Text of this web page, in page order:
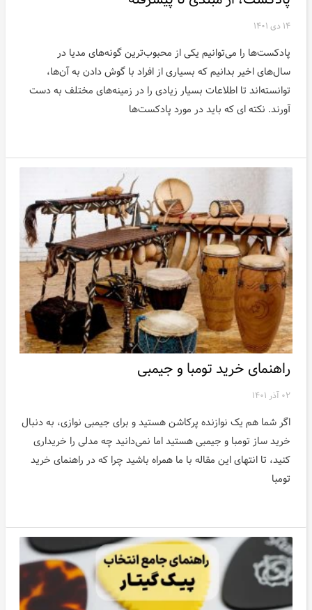
۱۴ دی ۱۴۰۱
پادکست‌ها را می‌توانیم یکی از محبوب‌ترین گونه‌های مدیا در
سال‌های اخیر بدانیم که بسیاری از افراد با گوش دادن به آن‌ها،
توانسته‌اند تا اطلاعات بسیار زیادی را در زمینه‌های مختلف به دست
آورند. نکته ای که باید در مورد پادکست‌ها
راهنمای خرید تومبا و جیمبی
۰۲ آذر ۱۴۰۱
اگر شما هم یک نوازنده پرکاشن هستید و برای جیمبی نوازی، به دنبال
خرید ساز تومبا و جیمبی هستید اما نمی‌دانید چه مدلی را خریداری
کنید، تا انتهای این مقاله با ما همراه باشید چرا که در راهنمای خرید
تومبا